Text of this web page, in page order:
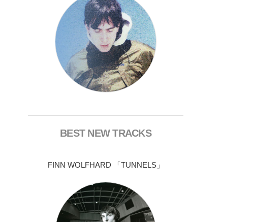
BEST NEW TRACKS
FINN WOLFHARD 「TUNNELS」